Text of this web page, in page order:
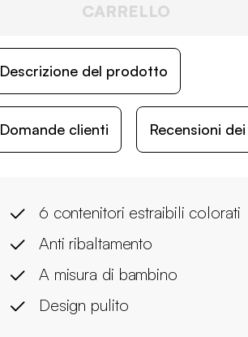
CARRELLO
Descrizione del prodotto
Domande clienti Recensioni
6 contenitori estraibili colorati
Anti ribaltamento
A misura di bambino
Design pulito